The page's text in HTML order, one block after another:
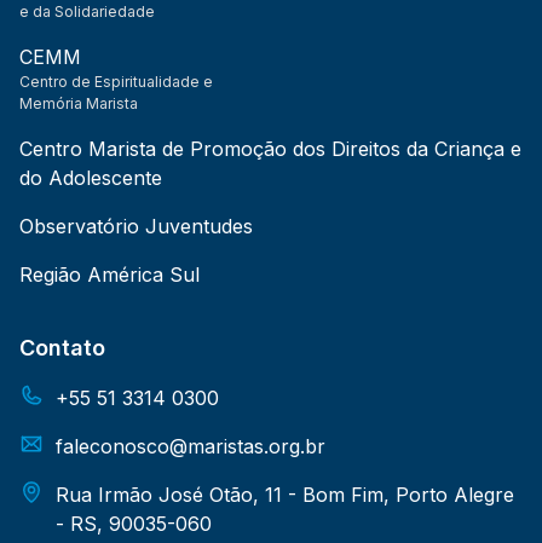
e da Solidariedade
CEMM
Centro de Espiritualidade e
Memória Marista
Centro Marista de Promoção dos Direitos da Criança e
do Adolescente
Observatório Juventudes
Região América Sul
Contato
+55 51 3314 0300
faleconosco@maristas.org.br
Rua Irmão José Otão, 11 - Bom Fim, Porto Alegre
- RS, 90035-060